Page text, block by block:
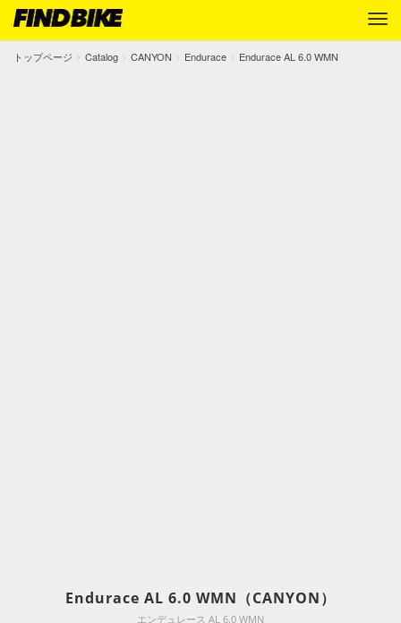
トップページ Catalog CANYON Endurace Endurace AL 6.0 WMN
Endurace AL 6.0 WMN（CANYON）
エンデュレース AL 6.0 WMN